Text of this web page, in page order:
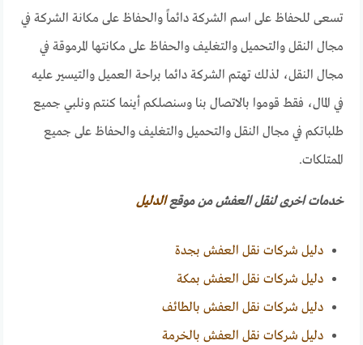
تسعى للحفاظ على اسم الشركة دائماً والحفاظ على مكانة الشركة في
مجال النقل والتحميل والتغليف والحفاظ على مكانتها المرموقة في
مجال النقل، لذلك تهتم الشركة دائما براحة العميل والتيسير عليه
في المال، فقط قوموا بالاتصال بنا وسنصلكم أينما كنتم ونلبي جميع
طلباتكم في مجال النقل والتحميل والتغليف والحفاظ على جميع
الممتلكات.
خدمات اخرى لنقل العفش من موقعالدليل
دليل شركات نقل العفش بجدة
دليل شركات نقل العفش بمكة
دليل شركات نقل العفش بالطائف
دليل شركات نقل العفش بالخرمة